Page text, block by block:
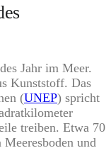
Jahr im Meer.
Kunststoff. Das
(UNEP) spricht
treiben. Etwa 70
und